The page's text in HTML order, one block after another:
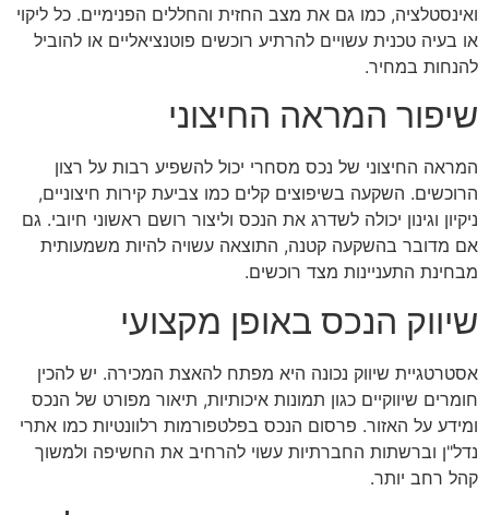
ואינסטלציה, כמו גם את מצב החזית והחללים הפנימיים. כל ליקוי
או בעיה טכנית עשויים להרתיע רוכשים פוטנציאליים או להוביל
להנחות במחיר.
שיפור המראה החיצוני
המראה החיצוני של נכס מסחרי יכול להשפיע רבות על רצון
הרוכשים. השקעה בשיפוצים קלים כמו צביעת קירות חיצוניים,
ניקיון וגינון יכולה לשדרג את הנכס וליצור רושם ראשוני חיובי. גם
אם מדובר בהשקעה קטנה, התוצאה עשויה להיות משמעותית
מבחינת התעניינות מצד רוכשים.
שיווק הנכס באופן מקצועי
אסטרטגיית שיווק נכונה היא מפתח להאצת המכירה. יש להכין
חומרים שיווקיים כגון תמונות איכותיות, תיאור מפורט של הנכס
ומידע על האזור. פרסום הנכס בפלטפורמות רלוונטיות כמו אתרי
נדל"ן וברשתות החברתיות עשוי להרחיב את החשיפה ולמשוך
קהל רחב יותר.